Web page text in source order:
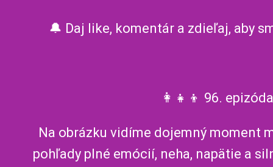
🔔 Daj like, komentár a zdieľaj, aby
👩‍👧‍👦 96.
Na obrázku vidíme dojemný moment
pohľady plné emócií, neha, napätie a